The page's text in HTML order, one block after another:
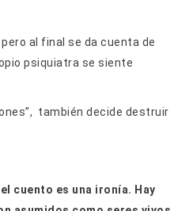
al final se da cuenta de
psiquiatra se siente
también decide destruir
cuento es una ironía. Hay